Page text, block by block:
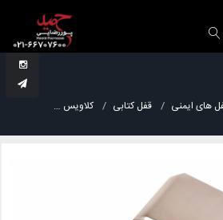
های ایمنی قفل کتابی کلاویس